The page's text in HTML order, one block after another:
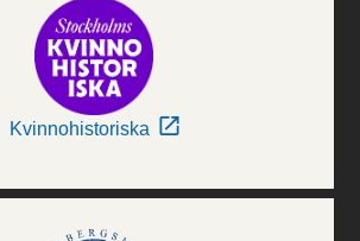
Kvinnohistoriska